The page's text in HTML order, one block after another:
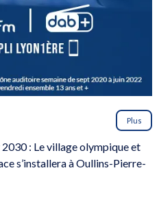
Plus
2030 : Le village olympique et
s’installera à Oullins-Pierre-